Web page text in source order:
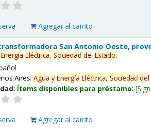
Agregar al carrito
San Antonio Oeste,
Energía Eléctrica, Sociedad delEstado.
Aires:Agua y Energía Eléctrica, Sociedad del
Ítems disponibles para préstamo:
Agregar al carrito